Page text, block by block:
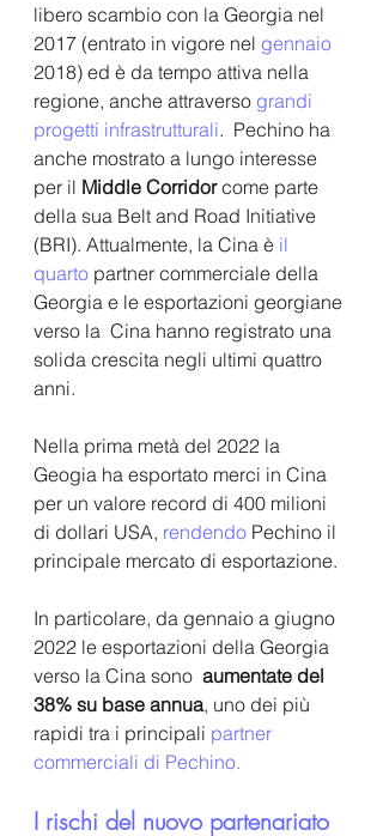
libero scambio con la Georgia nel
2017 (entrato in vigore nel gennaio
2018) ed è da tempo attiva nella
regione, anche attraverso grandi
progetti infrastrutturali.  Pechino ha
anche mostrato a lungo interesse
per il Middle Corridor come parte
della sua Belt and Road Initiative
(BRI). Attualmente, la Cina è il
quarto partner commerciale della
Georgia e le esportazioni georgiane
verso la  Cina hanno registrato una
solida crescita negli ultimi quattro
anni.
Nella prima metà del 2022 la
Geogia ha esportato merci in Cina
per un valore record di 400 milioni
di dollari USA, rendendo Pechino il
principale mercato di esportazione.
In particolare, da gennaio a giugno
2022 le esportazioni della Georgia
verso la Cina sono aumentate del
38% su base annua, uno dei più
rapidi tra i principali partner
commerciali di Pechino.
I rischi del nuovo partenariato